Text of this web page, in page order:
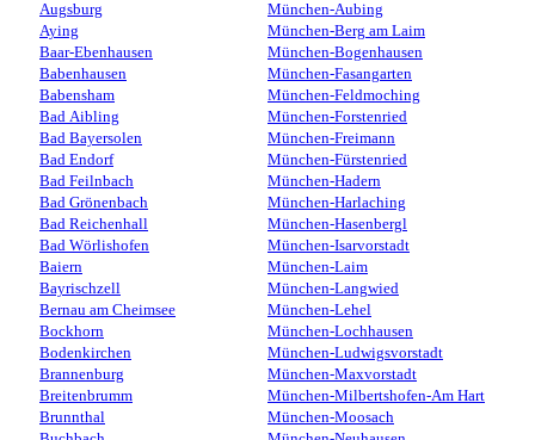
Augsburg
Aying
Baar-Ebenhausen
Babenhausen
Babensham
Bad Aibling
Bad Bayersolen
Bad Endorf
Bad Feilnbach
Bad Grönenbach
Bad Reichenhall
Bad Wörlishofen
Baiern
Bayrischzell
Bernau am Cheimsee
Bockhorn
Bodenkirchen
Brannenburg
Breitenbrumm
Brunnthal
München-Aubing
München-Berg am Laim
München-Bogenhausen
München-Fasangarten
München-Feldmoching
München-Forstenried
München-Freimann
München-Fürstenried
München-Hadern
München-Harlaching
München-Hasenbergl
München-Isarvorstadt
München-Laim
München-Langwied
München-Lehel
München-Lochhausen
München-Ludwigsvorstadt
München-Maxvorstadt
München-Milbertshofen-Am Hart
München-Moosach